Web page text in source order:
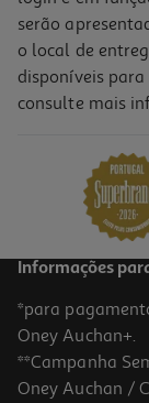
serão
o local de
disponíveis
consulte mais
Informações
*para
Oney Auchan+.
**Campanha
Oney Auchan /